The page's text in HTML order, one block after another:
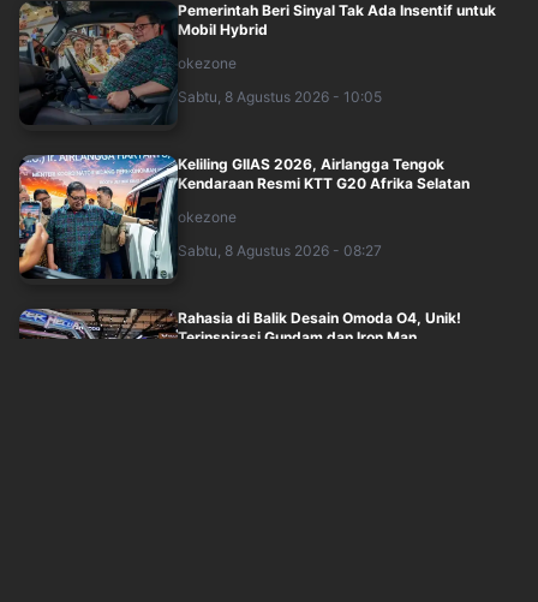
Pemerintah Beri Sinyal Tak Ada Insentif untuk
Mobil Hybrid
okezone
Sabtu, 8 Agustus 2026 - 10:05
Keliling GIIAS 2026, Airlangga Tengok
Kendaraan Resmi KTT G20 Afrika Selatan
okezone
Sabtu, 8 Agustus 2026 - 08:27
Rahasia di Balik Desain Omoda O4, Unik!
Terinspirasi Gundam dan Iron Man